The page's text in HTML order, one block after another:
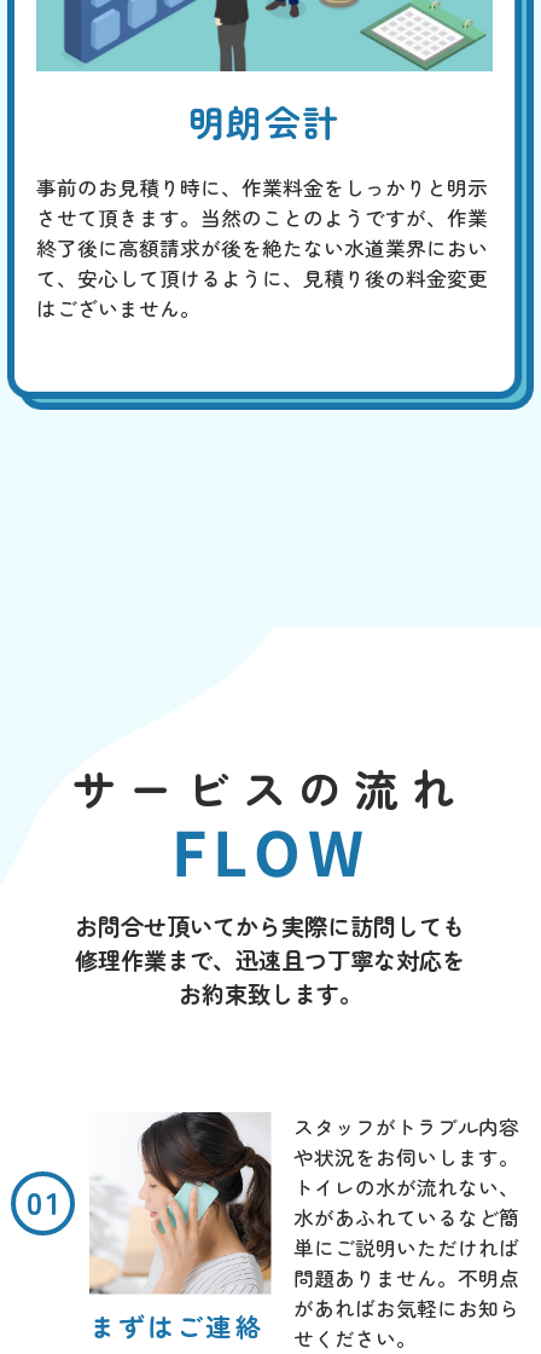
明朗会計
事前のお見積り時に、作業料金をしっかりと明示
させて頂きます。当然のことのようですが、作業
終了後に高額請求が後を絶たない水道業界におい
て、安心して頂けるように、見積り後の料金変更
はございません。
サービスの流れ
FLOW
お問合せ頂いてから実際に訪問しても
修理作業まで、迅速且つ丁寧な対応を
お約束致します。
まずはご連絡
スタッフがトラブル内容
や状況をお伺いします。
トイレの水が流れない、
水があふれているなど簡
単にご説明いただければ
問題ありません。不明点
があればお気軽にお知ら
せください。